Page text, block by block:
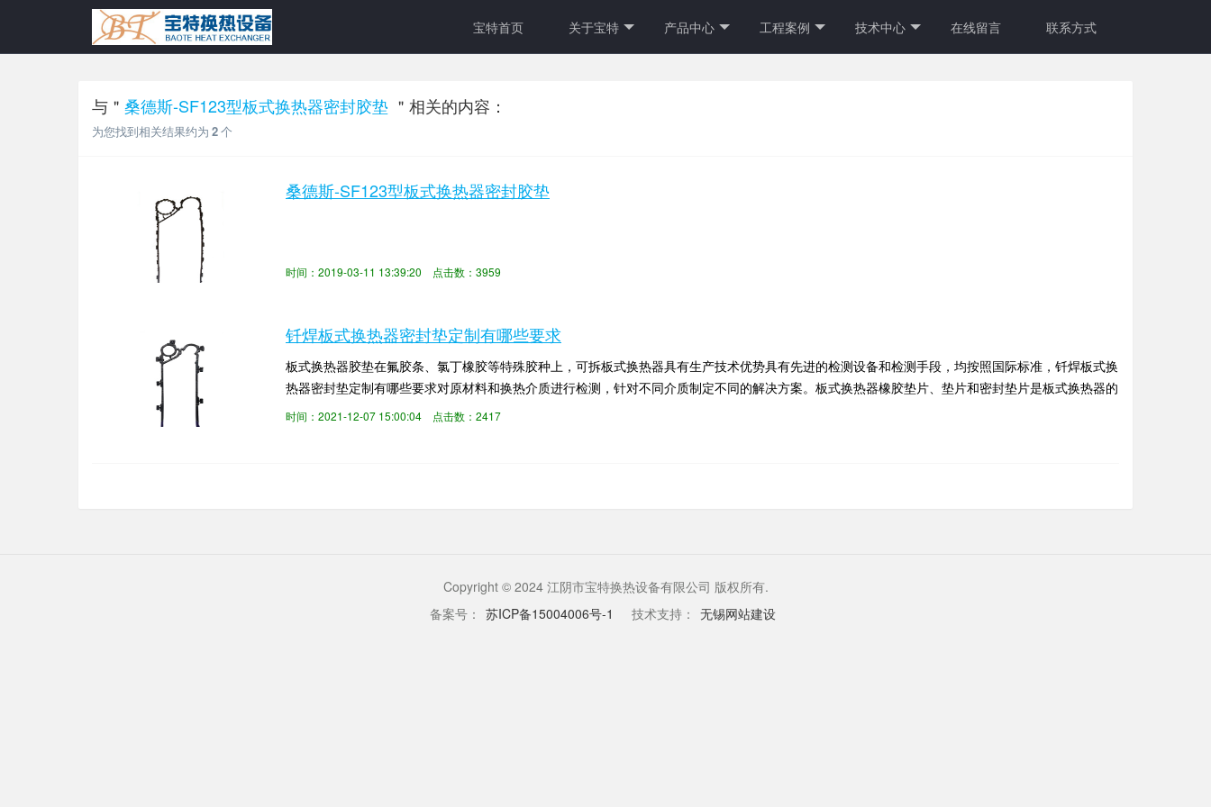
宝特首页 关于宝特 产品中心 工程案例 技术中心 在线留言 联系方式
与＂ 桑德斯-SF123型板式换热器密封胶垫 ＂相关的内容：
为您找到相关结果约为 2个
桑德斯-SF123型板式换热器密封胶垫
时间：2019-03-11 13:39:20 点击数：3959
钎焊板式换热器密封垫定制有哪些要求
板式换热器胶垫在氟胶条、氯丁橡胶等特殊胶种上，可拆板式换热器具有生产技术优势具有先进的检测设备和检测手段，均按照国际标准，钎焊板式换
热器密封垫定制有哪些要求对原材料和换热介质进行检测，针对不同介质制定不同的解决方案。板式换热器橡胶垫片、垫片和密封垫片是板式换热器的
重要部件之一。它是由能产生塑性变形并...
时间：2021-12-07 15:00:04 点击数：2417
Copyright © 2024 江阴市宝特换热设备有限公司 版权所有.
备案号： 苏ICP备15004006号-1 技术支持： 无锡网站建设